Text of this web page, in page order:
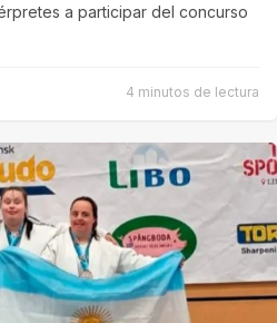
a participar del concurso
4 minutos de lectura